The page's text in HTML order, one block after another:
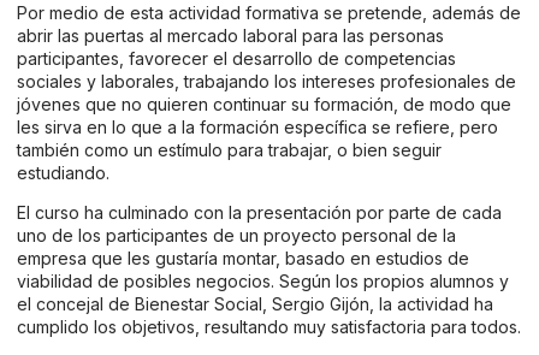
Por medio de esta actividad formativa se pretende, además de
abrir las puertas al mercado laboral para las personas
participantes, favorecer el desarrollo de competencias
sociales y laborales, trabajando los intereses profesionales de
jóvenes que no quieren continuar su formación, de modo que
les sirva en lo que a la formación específica se refiere, pero
también como un estímulo para trabajar, o bien seguir
estudiando.
El curso ha culminado con la presentación por parte de cada
uno de los participantes de un proyecto personal de la
empresa que les gustaría montar, basado en estudios de
viabilidad de posibles negocios. Según los propios alumnos y
el concejal de Bienestar Social, Sergio Gijón, la actividad ha
cumplido los objetivos, resultando muy satisfactoria para todos.